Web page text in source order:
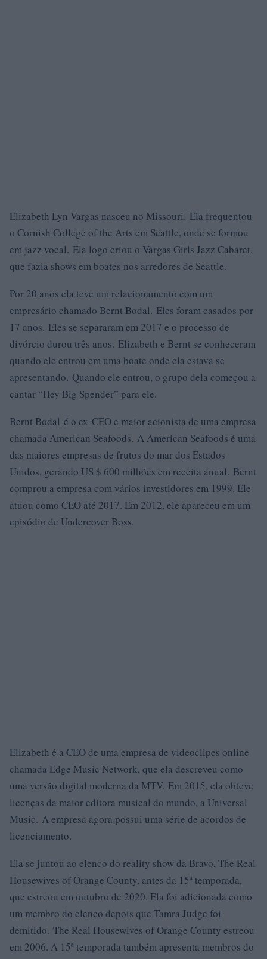
Elizabeth Lyn Vargas nasceu no Missouri. Ela frequentou
o Cornish College of the Arts em Seattle, onde se formou
em jazz vocal. Ela logo criou o Vargas Girls Jazz Cabaret,
que fazia shows em boates nos arredores de Seattle.
Por 20 anos ela teve um relacionamento com um
empresário chamado Bernt Bodal. Eles foram casados ​​por
17 anos. Eles se separaram em 2017 e o processo de
divórcio durou três anos. Elizabeth e Bernt se conheceram
quando ele entrou em uma boate onde ela estava se
apresentando. Quando ele entrou, o grupo dela começou a
cantar “Hey Big Spender” para ele.
Bernt Bodal é o ex-CEO e maior acionista de uma empresa
chamada American Seafoods. A American Seafoods é uma
das maiores empresas de frutos do mar dos Estados
Unidos, gerando US $ 600 milhões em receita anual. Bernt
comprou a empresa com vários investidores em 1999. Ele
atuou como CEO até 2017. Em 2012, ele apareceu em um
episódio de Undercover Boss.
Elizabeth é a CEO de uma empresa de videoclipes online
chamada Edge Music Network, que ela descreveu como
uma versão digital moderna da MTV. Em 2015, ela obteve
licenças da maior editora musical do mundo, a Universal
Music. A empresa agora possui uma série de acordos de
licenciamento.
Ela se juntou ao elenco do reality show da Bravo, The Real
Housewives of Orange County, antes da 15ª temporada,
que estreou em outubro de 2020. Ela foi adicionada como
um membro do elenco depois que Tamra Judge foi
demitido. The Real Housewives of Orange County estreou
em 2006. A 15ª temporada também apresenta membros do